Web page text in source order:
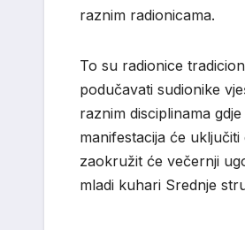
raznim radionicama.
To su radionice
podučavati sudionike
raznim disciplinama
manifestacija će
zaokružit će večernji
mladi kuhari Srednje